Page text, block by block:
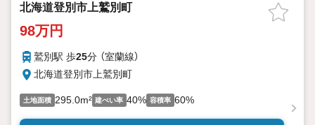
北海道登別市上鷲別町
98万円
鷲別駅 歩25分 （室蘭線）
北海道登別市上鷲別町
土地面積 295.0m² 建ぺい率 40% 容積率 60%